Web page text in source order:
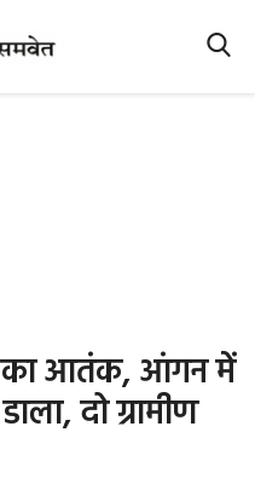
का आतंक, आंगन में
दो ग्रामीण